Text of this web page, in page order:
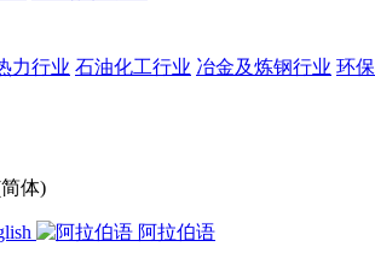
力行业 石油化工行业 冶金及炼钢行业 环
体)
阿拉伯语